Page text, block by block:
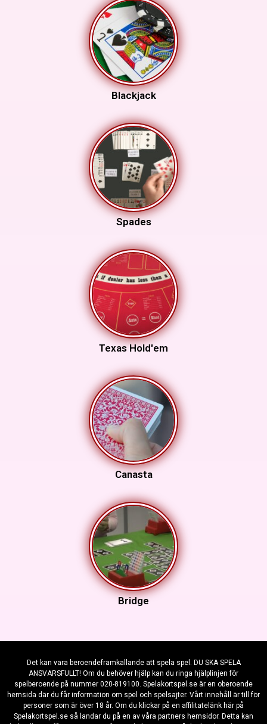
Blackjack
Spades
Texas Hold'em
Canasta
Bridge
Det kan vara beroendeframkallande att spela spel. DU SKA SPELA
ANSVARSFULLT! Om du behöver hjälp kan du ringa hjälplinjen för
spelberoende på nummer 020-819100. Spelakortspel.se är en oberoende
hemsida där du får information om spel och spelsajter. Vårt innehåll är till för
personer som är över 18 år. Om du klickar på en affilitatelänk här på
Spelakortspel.se så landar du på en av våra partners hemsidor. Detta kan